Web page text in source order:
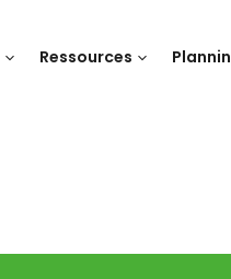
Ressources